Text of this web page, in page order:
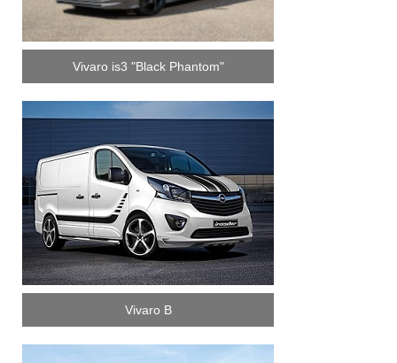
Vivaro is3 "Black Phantom"
Vivaro B